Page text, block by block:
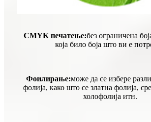
CMYK печатење:без ограничена
која било боја што ви е
Фоилирање:може да се избере
фолија, како што се златна фолија,
холофолија итн.